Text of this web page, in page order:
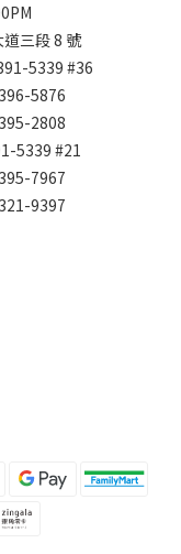
三段 8 號
5339#36
5876
2808
5339#21
7967
9397